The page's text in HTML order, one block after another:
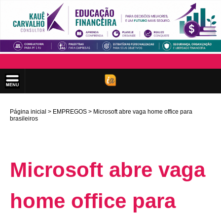
Página inicial EMPREGOS
Microsoft abre vaga home office para
brasileiros
Microsoft abre vaga
home office para